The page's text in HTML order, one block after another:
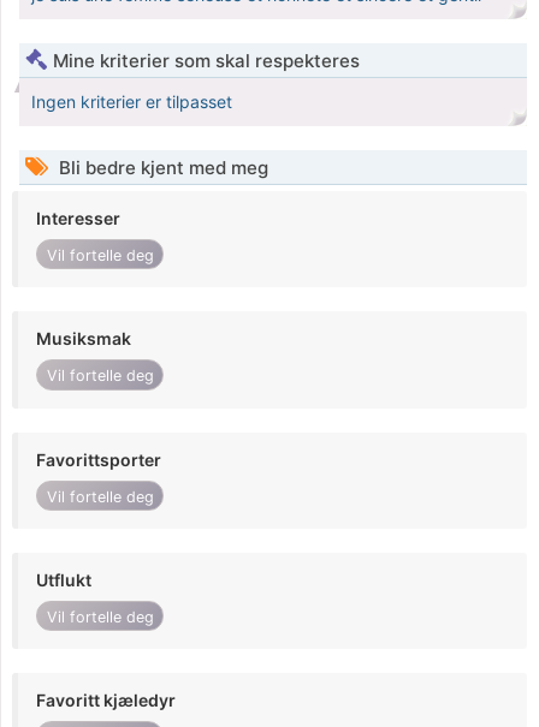
Mine kriterier som skal respekteres
Ingen kriterier er tilpasset
Bli bedre kjent med meg
Interesser
Vil fortelle deg
Musiksmak
Vil fortelle deg
Favorittsporter
Vil fortelle deg
Utflukt
Vil fortelle deg
Favoritt kjæledyr